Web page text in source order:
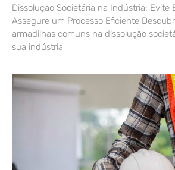
Dissolução Societária na Indústria: Evite
Assegure um Processo Eficiente
armadilhas comuns na dissolução
sua indústria